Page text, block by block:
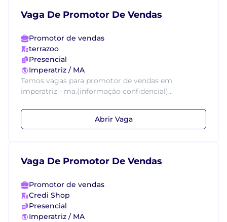
Vaga De Promotor De Vendas
Promotor de vendas
terrazoo
Presencial
Imperatriz / MA
Temos vagas para promotor de vendas em
imperatriz - ma.(informação confidencial)...
Abrir Vaga
Vaga De Promotor De Vendas
Promotor de vendas
Credi Shop
Presencial
Imperatriz / MA